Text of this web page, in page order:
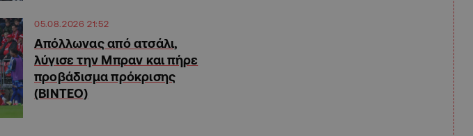
05.08.2026 21:52
Απόλλωνας από ατσάλι,
λύγισε την Μπραν και πήρε
προβάδισμα πρόκρισης
(ΒΙΝΤΕΟ)